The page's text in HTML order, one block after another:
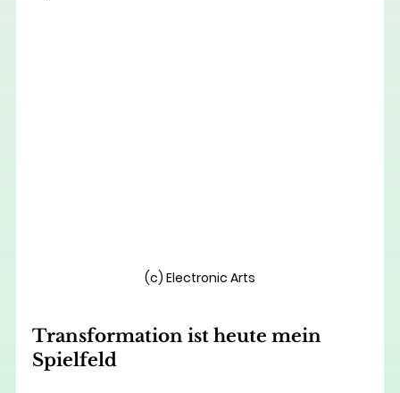
(c) Electronic Arts
Transformation ist heute mein
Spielfeld